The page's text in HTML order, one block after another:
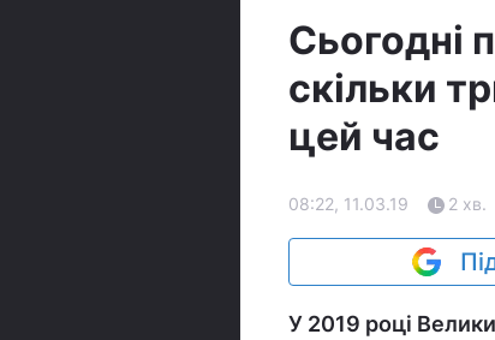
Сьогодні
скільки
цей час
08:22, 11.03.19 2 хв.
У 2019 році